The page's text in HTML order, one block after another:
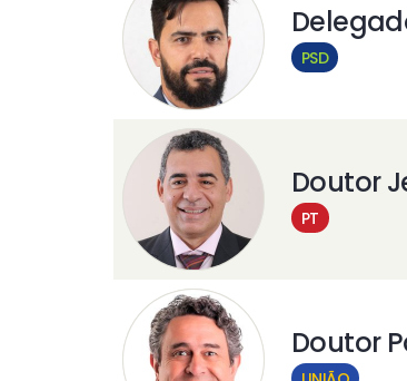
PSD
Doutor
PT
Doutor